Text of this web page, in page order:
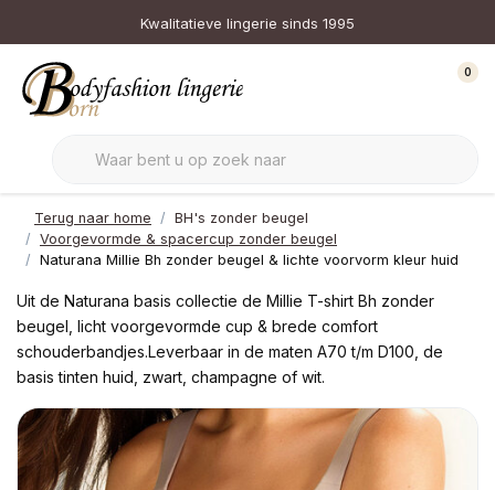
Kwalitatieve lingerie sinds 1995
0
Terug naar home
BH's zonder beugel
Voorgevormde & spacercup zonder beugel
Naturana Millie Bh zonder beugel & lichte voorvorm kleur huid
Uit de Naturana basis collectie de Millie T-shirt Bh zonder
beugel, licht voorgevormde cup & brede comfort
schouderbandjes.Leverbaar in de maten A70 t/m D100, de
basis tinten huid, zwart, champagne of wit.